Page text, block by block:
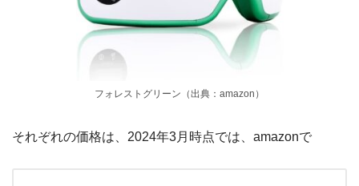
フォレストグリーン（出典：amazon）
それぞれの価格は、2024年3月時点では、amazonで